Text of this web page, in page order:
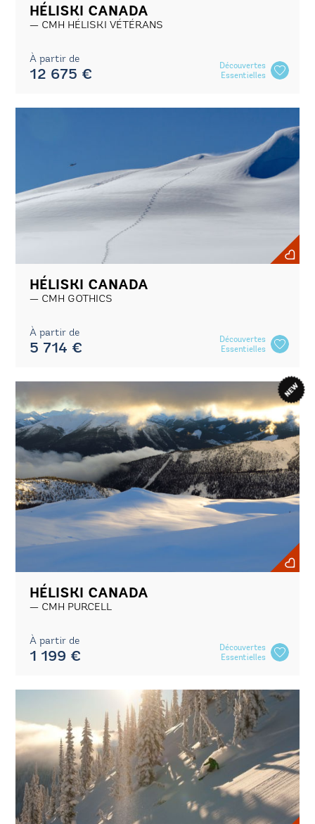
HÉLISKI CANADA
CMH HÉLISKI VÉTÉRANS
À partir de
12 675 €
Découvertes
Essentielles
HÉLISKI CANADA
CMH GOTHICS
À partir de
5 714 €
Découvertes
Essentielles
HÉLISKI CANADA
CMH PURCELL
À partir de
1 199 €
Découvertes
Essentielles